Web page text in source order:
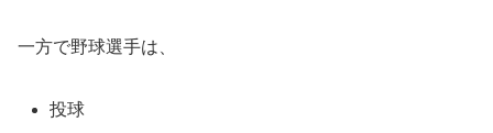
一方で野球選手は、
投球